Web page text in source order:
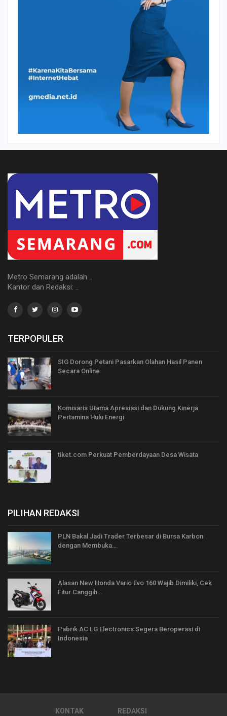
Metro Semarang adalah ..
Kantor dan Redaksi: ..
TERPOPULER
SIG Dorong Petani Pasarkan Olahan Hasil Panen
Secara Online
Komisaris Utama Apresiasi dan Dukung Kinerja
Pertamina Hulu Energi
tiket.com Perkuat Pemberdayaan Desa Wisata
PILIHAN REDAKSI
PLN Bakal Jadi Trader Terbesar di Bursa Karbon
dengan Membuka…
Alasan New Honda Vario Evo 160 Wajib Dimiliki, Cek
Fitur Canggih…
Pabrik AC LG Electronics Segera Beroperasi di
Indonesia
KONTAK REDAKSI